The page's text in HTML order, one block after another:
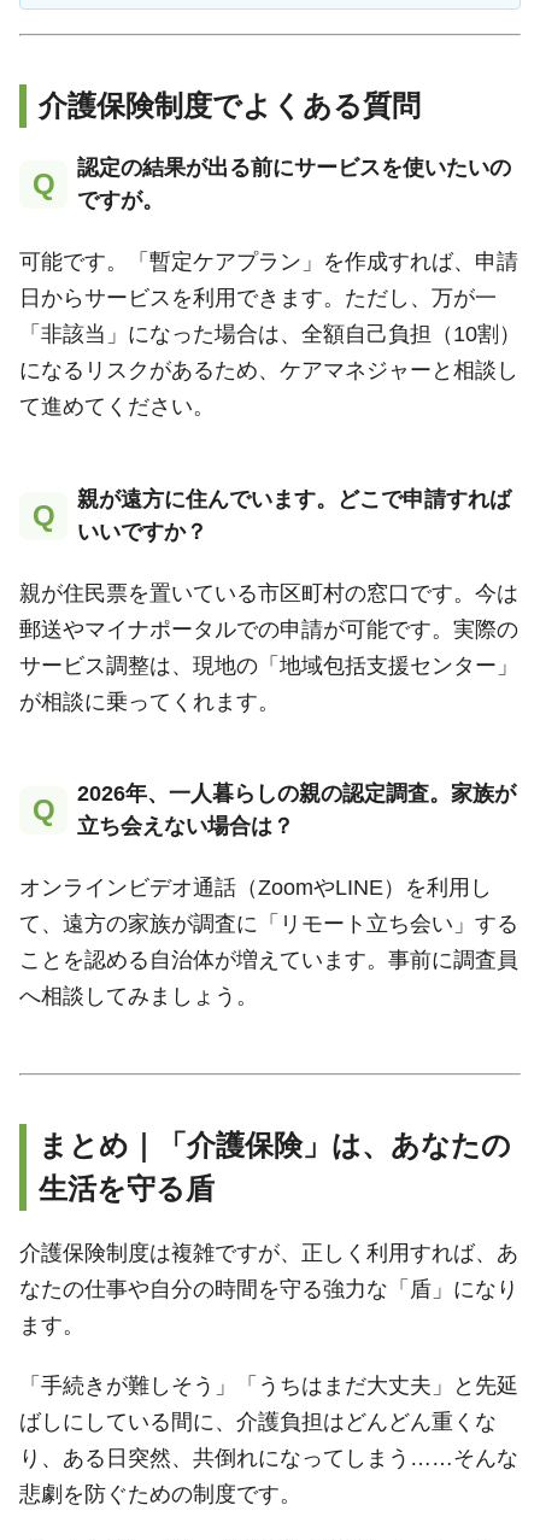
介護保険制度でよくある質問
Q
認定の結果が出る前にサービスを使いたいの
ですが。
可能です。「暫定ケアプラン」を作成すれば、申請
日からサービスを利用できます。ただし、万が一
「非該当」になった場合は、全額自己負担（10割）
になるリスクがあるため、ケアマネジャーと相談し
て進めてください。
Q
親が遠方に住んでいます。どこで申請すれば
いいですか？
親が住民票を置いている市区町村の窓口です。今は
郵送やマイナポータルでの申請が可能です。実際の
サービス調整は、現地の「地域包括支援センター」
が相談に乗ってくれます。
Q
2026年、一人暮らしの親の認定調査。家族が
立ち会えない場合は？
オンラインビデオ通話（ZoomやLINE）を利用し
て、遠方の家族が調査に「リモート立ち会い」する
ことを認める自治体が増えています。事前に調査員
へ相談してみましょう。
まとめ｜「介護保険」は、あなたの
生活を守る盾
介護保険制度は複雑ですが、正しく利用すれば、あ
なたの仕事や自分の時間を守る強力な「盾」になり
ます。
「手続きが難しそう」「うちはまだ大丈夫」と先延
ばしにしている間に、介護負担はどんどん重くな
り、ある日突然、共倒れになってしまう……そんな
悲劇を防ぐための制度です。